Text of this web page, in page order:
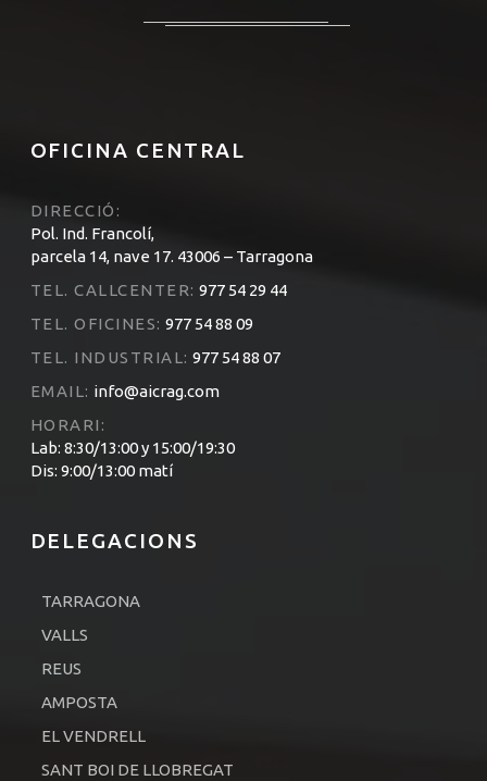
OFICINA CENTRAL
DIRECCIÓ:
Pol. Ind. Francolí,
parcela 14, nave 17. 43006 – Tarragona
TEL. CALLCENTER: 977 54 29 44
TEL. OFICINES: 977 54 88 09
TEL. INDUSTRIAL: 977 54 88 07
EMAIL: info@aicrag.com
HORARI:
Lab: 8:30/13:00 y 15:00/19:30
Dis: 9:00/13:00 matí
DELEGACIONS
TARRAGONA
VALLS
REUS
AMPOSTA
EL VENDRELL
SANT BOI DE LLOBREGAT